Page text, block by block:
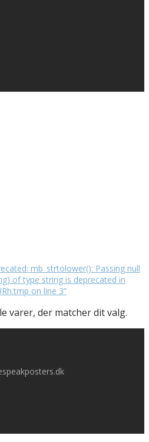
mb_strtolower(): Passing null
of type string is deprecated in
on line 3”
varer, der matcher dit valg.